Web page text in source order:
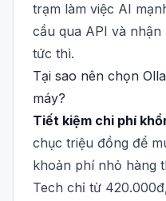
trạm làm việc AI
cầu qua API và
tức thì.
Tại sao nên chọn
máy?
Tiết kiệm chi phí
chục triệu đồng để
khoản phí nhỏ hàng
Tech chỉ từ